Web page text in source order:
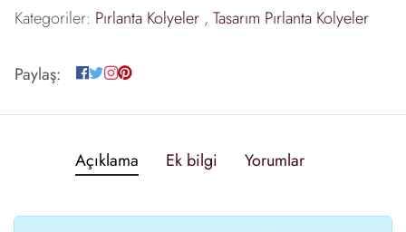
Kategoriler: Pırlanta Kolyeler , Tasarım Pırlanta Kolyeler
Paylaş:
Açıklama Ek bilgi Yorumlar